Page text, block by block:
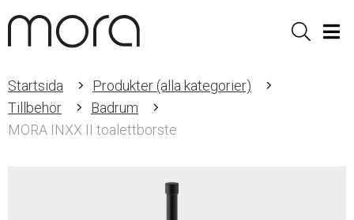
Sök
Startsida
Produkter (alla kategorier)
Tillbehör
Badrum
MORA INXX II toalettborste